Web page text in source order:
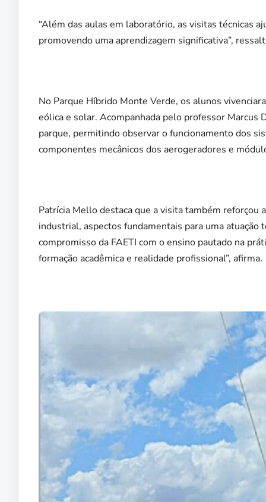
“Além das aulas em laboratório, as visitas técnicas
promovendo uma aprendizagem significativa”,
No Parque Híbrido Monte Verde, os alunos
eólica e solar. Acompanhada pelo professor Marcus
parque, permitindo observar o funcionamento dos
componentes mecânicos dos aerogeradores e
Patrícia Mello destaca que a visita também reforçou
industrial, aspectos fundamentais para uma atuação
compromisso da FAETI com o ensino pautado na
formação acadêmica e realidade profissional”, afirma.